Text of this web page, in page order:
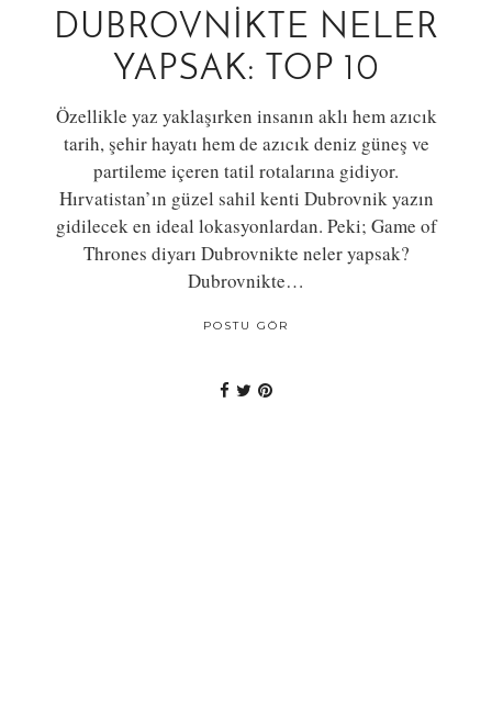
DUBROVNIKTE NELER
YAPSAK: TOP 10
Özellikle yaz yaklaşırken insanın aklı hem azıcık
tarih, şehir hayatı hem de azıcık deniz güneş ve
partileme içeren tatil rotalarına gidiyor.
Hırvatistan’ın güzel sahil kenti Dubrovnik yazın
gidilecek en ideal lokasyonlardan. Peki; Game of
Thrones diyarı Dubrovnikte neler yapsak?
Dubrovnikte…
POSTU GÖR